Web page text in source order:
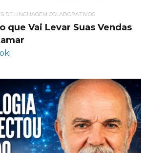
DE LINGUAGEM COLABORATIVOS
que Vai Levar Suas Vendas